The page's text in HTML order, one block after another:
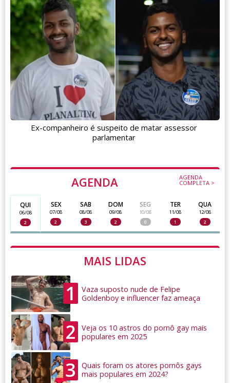
AGENDA AGENDA
COMPLETA >
QUI
06/08
2
SEX
07/08
2
SAB
08/08
3
DOM
09/08
2
SEG
10/08
0
TER
11/08
1
QUA
12/08
2
MAIS LIDAS
1
Vaza suposto nude de Felipe
Goldenboy e influencer faz ameaça
2
Veja os 10 astros do pornô gay mais
populares em 2025
3
Quais foram os atores pornôs gays
mais populares em 2024?
Ex-companheiro é suspeito de matar assessor
parlamentar